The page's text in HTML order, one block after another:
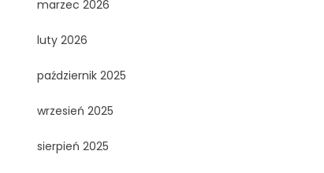
marzec 2026
luty 2026
październik 2025
wrzesień 2025
sierpień 2025